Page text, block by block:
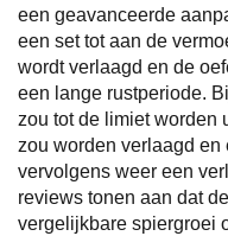
een geavanceerde
een set tot aan de
wordt verlaagd en de
een lange rustperiode.
zou tot de limiet worden
zou worden verlaagd en
vervolgens weer een
reviews tonen aan dat
vergelijkbare spiergroei